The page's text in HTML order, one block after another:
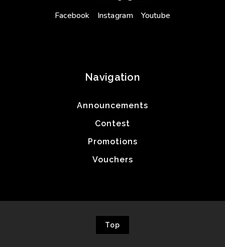
Facebook Instagram Youtube
Navigation
Announcements
Contest
Promotions
Vouchers
Top